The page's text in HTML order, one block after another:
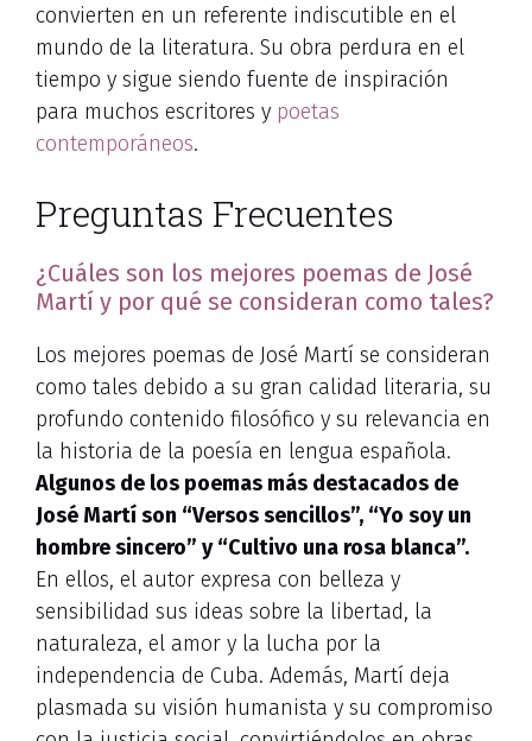
convierten en un referente indiscutible en el
mundo de la literatura. Su obra perdura en el
tiempo y sigue siendo fuente de inspiración
para muchos escritores y poetas
contemporáneos.
Preguntas Frecuentes
¿Cuáles son los mejores poemas de José
Martí y por qué se consideran como tales?
Los mejores poemas de José Martí se consideran
como tales debido a su gran calidad literaria, su
profundo contenido filosófico y su relevancia en
la historia de la poesía en lengua española.
Algunos de los poemas más destacados de
José Martí son “Versos sencillos”, “Yo soy un
hombre sincero” y “Cultivo una rosa blanca”.
En ellos, el autor expresa con belleza y
sensibilidad sus ideas sobre la libertad, la
naturaleza, el amor y la lucha por la
independencia de Cuba. Además, Martí deja
plasmada su visión humanista y su compromiso